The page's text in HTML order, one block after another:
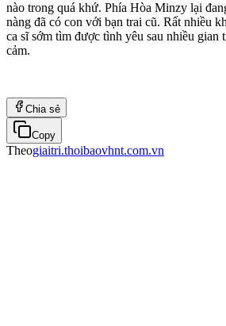
nào trong quá khứ. Phía Hòa Minzy lại
nàng đã có con với bạn trai cũ. Rất nhiều
ca sĩ sớm tìm được tình yêu sau nhiều gian
cảm.
Chia sẻ
Copy
Theogiaitri.thoibaovhnt.com.vn